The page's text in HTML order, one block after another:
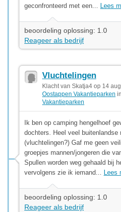
geconfronteerd met een... Lees
beoordeling oplossing: 1.0
Reageer als bedrijf
Vluchtelingen
Klacht van Skatja4 op 14
Oostappen Vakantieparken
Vakantieparken
Ik ben op camping hengelhoef
dochters. Heel veel buitenlandse
(vluchtelingen?) Gaf me geen
groepjes mannen/jongeren die
Spullen worden weg gehaald bij
vervolgens zie ik iemand... Lees
beoordeling oplossing: 1.0
Reageer als bedrijf